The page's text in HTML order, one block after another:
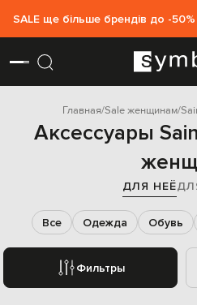
SALE ще більше брендів до -50%
Главная Sale женщинам
Аксессуары
ДЛЯ НЕЁ
Фильтры
Все Одежда Обувь